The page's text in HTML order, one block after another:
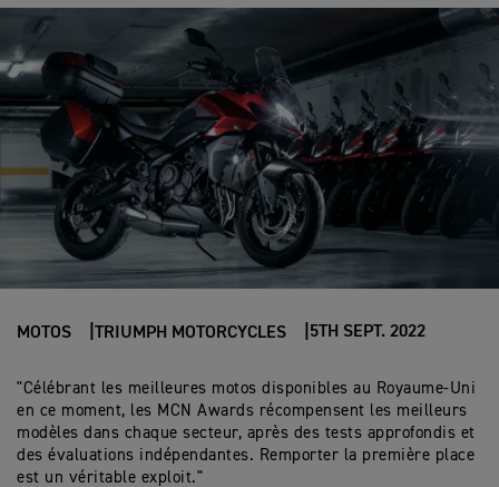
MOTOS TRIUMPH MOTORCYCLES 5TH SEPT. 2022
"Célébrant les meilleures motos disponibles au Royaume-Uni
en ce moment, les MCN Awards récompensent les meilleurs
modèles dans chaque secteur, après des tests approfondis et
des évaluations indépendantes. Remporter la première place
est un véritable exploit."